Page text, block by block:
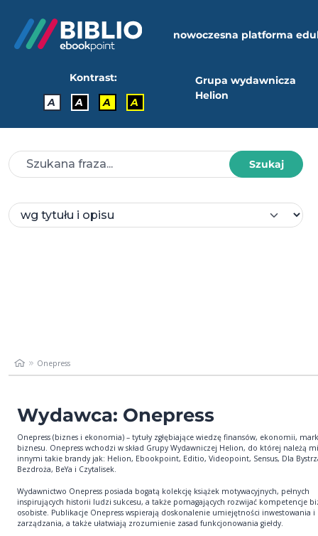
nowoczesna platforma
Kontrast:
A
A A A
Grupa wydawnicza
Helion
Szukaj
Onepress
Wydawca: Onepress
Onepress (biznes i ekonomia) – tytuły zgłębiające wiedzę finansów, ekonomii,
biznesu. Onepress wchodzi w skład Grupy Wydawniczej Helion, do której należą
innymi takie brandy jak: Helion, Ebookpoint, Editio, Videopoint, Sensus, Dla
Bezdroża, BeYa i Czytalisek.
Wydawnictwo Onepress posiada bogatą kolekcję książek motywacyjnych, pełnych
inspirujących historii ludzi sukcesu, a także pomagających rozwijać kompetencje
osobiste. Publikacje Onepress wspierają doskonalenie umiejętności inwestowania i
zarządzania, a także ułatwiają zrozumienie zasad funkcjonowania giełdy.